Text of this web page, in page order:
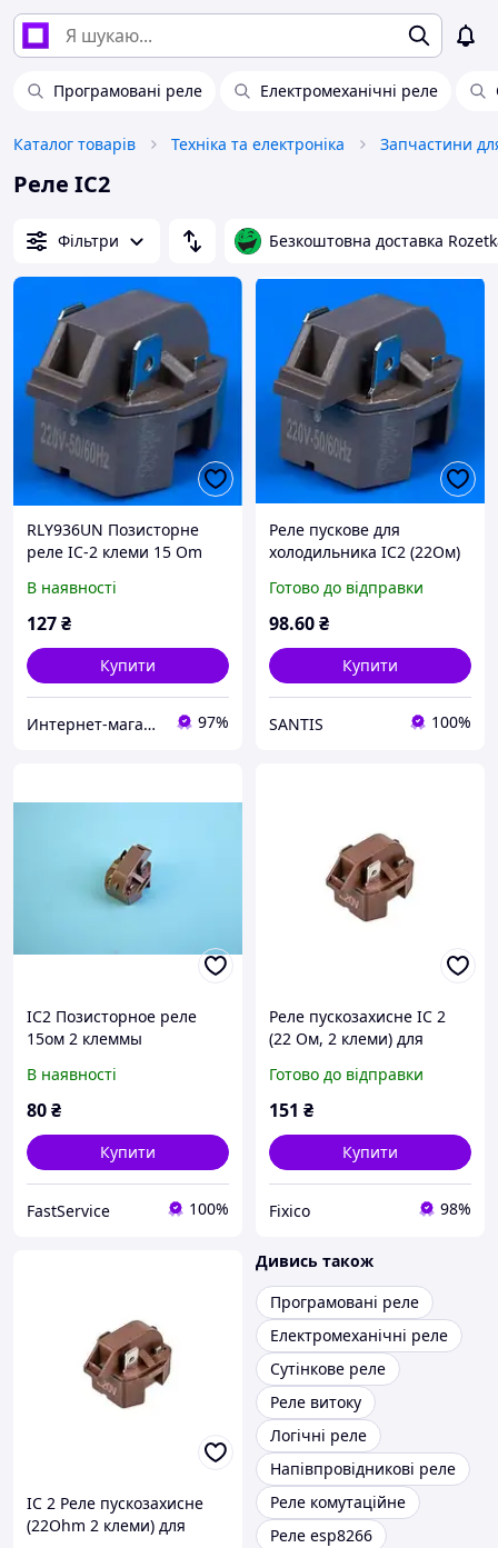
Програмовані реле Електромеханічні реле
Каталог товарів Техніка та електроніка
Реле IC2
Фільтри Безкоштовна доставка
RLY936UN Позисторне
реле IC-2 клеми 15 Om
В наявності
127₴
Купити
Интернет-магазин "Myspares" 97%
Реле пускове для
холодильника IC2 (22Ом)
Готово до відправки
98.60₴
Купити
SANTIS 100%
IC2 Позисторное реле
15ом 2 клеммы
В наявності
80₴
Купити
FastService 100%
Реле пускозахисне IC 2
(22 Ом, 2 клеми) для
Готово до відправки
151 ₴
Купити
Fixico 98%
IC 2 Реле пускозахисне
(22Ohm 2 клеми) для
Дивись також
Програмовані реле
Електромеханічні реле
Сутінкове реле
Реле витоку
Логічні реле
Напівпровідникові реле
Реле комутаційне
Реле esp8266